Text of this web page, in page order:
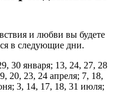
и любви вы будете
в следующие дни.
30 января; 13, 24, 27, 28
20, 23, 24 апреля; 7, 18,
3, 14, 17, 18, 31 июля;